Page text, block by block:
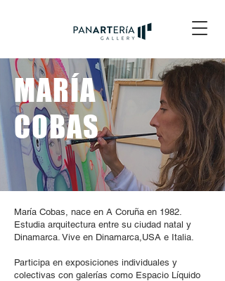
MARÍA
COBAS
María Cobas, nace en A Coruña en 1982.
Estudia arquitectura entre su ciudad natal y
Dinamarca. Vive en Dinamarca,USA e Italia.
Participa en exposiciones individuales y
colectivas con galerías como Espacio Líquido